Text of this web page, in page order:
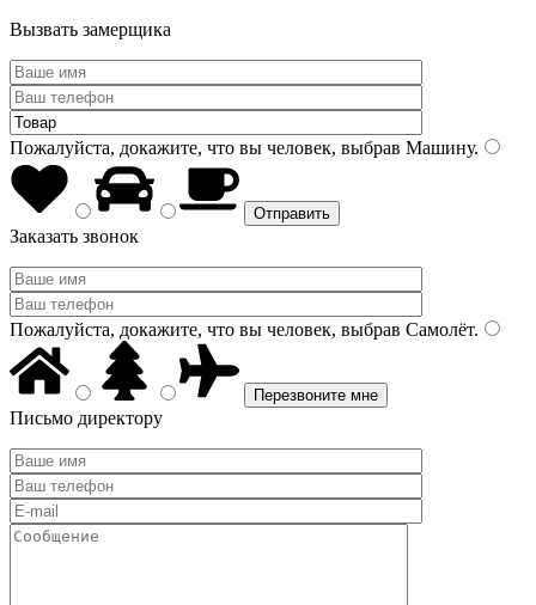
Вызвать замерщика
Пожалуйста, докажите, что вы человек, выбрав Машину.
Заказать звонок
Пожалуйста, докажите, что вы человек, выбрав Самолёт.
Письмо директору